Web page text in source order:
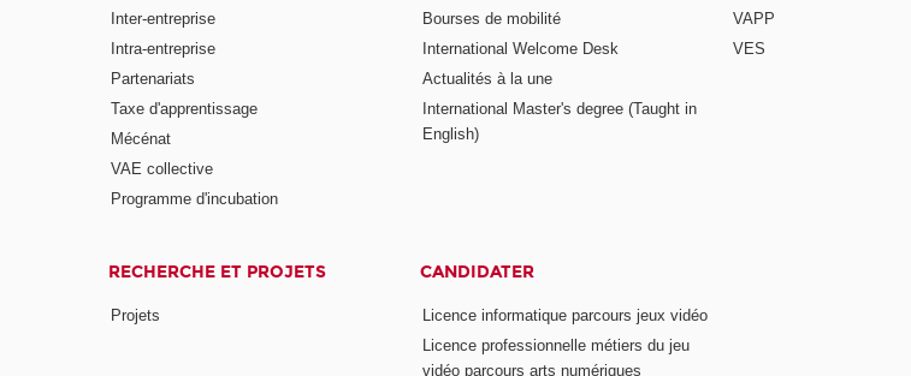
Inter-entreprise
Intra-entreprise
Partenariats
Taxe d'apprentissage
Mécénat
VAE collective
Programme d'incubation
Bourses de mobilité
International Welcome Desk
Actualités à la une
International Master's degree (Taught in
English)
VAPP
VES
RECHERCHE ET PROJETS
Projets
CANDIDATER
Licence informatique parcours jeux vidéo
Licence professionnelle métiers du jeu
vidéo parcours arts numériques